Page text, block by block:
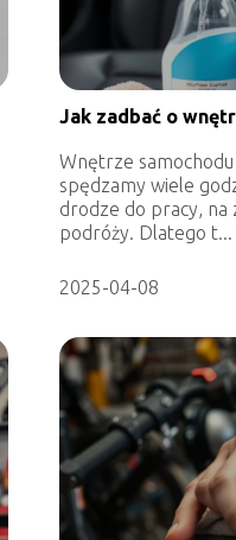
Jak zadbać o
Wnętrze
spędzamy wiele
drodze do pracy, na
podróży. Dlatego t...
2025-04-08